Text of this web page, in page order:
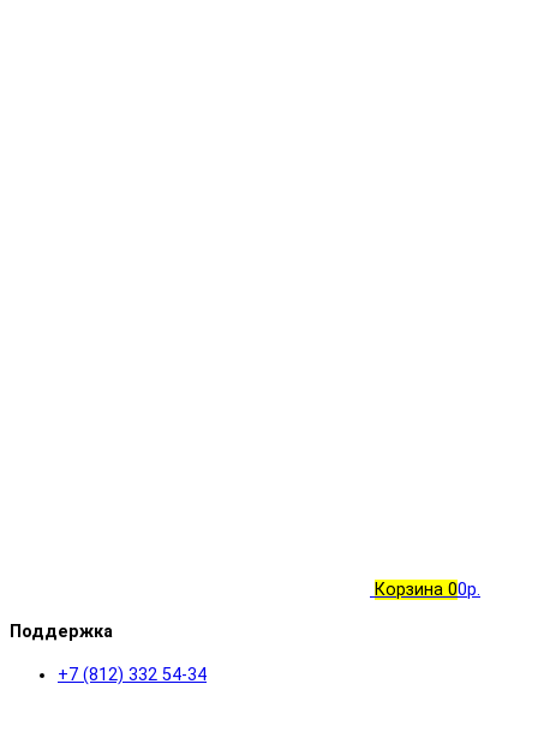
Корзина 00р.
Поддержка
+7 (812) 332 54-34